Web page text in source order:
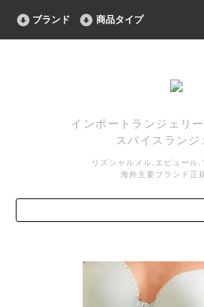
ブランド 商品タイプ
インポートランジェリ
スパイスランジ
リズシャルメル,エピュール,
海外主要ブランド正